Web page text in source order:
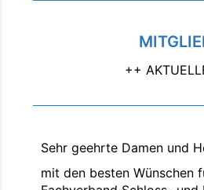
++
Sehr geehrte Damen und
mit den besten Wünschen